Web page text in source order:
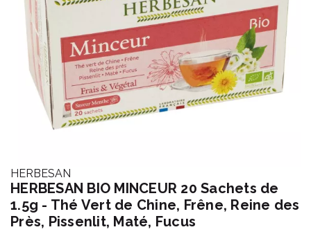
HERBESAN
HERBESAN BIO MINCEUR 20 Sachets de
1.5g - Thé Vert de Chine, Frêne, Reine des
Près, Pissenlit, Maté, Fucus